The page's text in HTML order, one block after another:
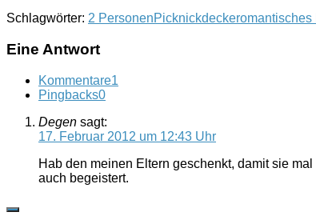
Schlagwörter: 2 PersonenPicknickdeckeromantisches
Eine Antwort
Kommentare1
Pingbacks0
Degen sagt:
17. Februar 2012 um 12:43 Uhr
Hab den meinen Eltern geschenkt, damit sie
auch begeistert.